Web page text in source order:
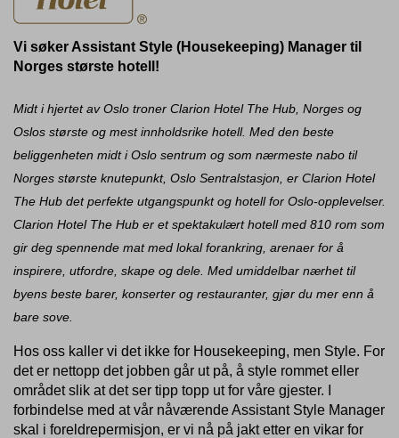
Vi søker Assistant Style (Housekeeping) Manager til
Norges største hotell!
Midt i hjertet av Oslo troner Clarion Hotel The Hub, Norges og
Oslos største og mest innholdsrike hotell. Med den beste
beliggenheten midt i Oslo sentrum og som nærmeste nabo til
Norges største knutepunkt, Oslo Sentralstasjon, er Clarion Hotel
The Hub det perfekte utgangspunkt og hotell for Oslo-opplevelser.
Clarion Hotel The Hub er et spektakulært hotell med 810 rom som
gir deg spennende mat med lokal forankring, arenaer for å
inspirere, utfordre, skape og dele. Med umiddelbar nærhet til
byens beste barer, konserter og restauranter, gjør du mer enn å
bare sove.
Hos oss kaller vi det ikke for Housekeeping, men Style. For
det er nettopp det jobben går ut på, å style rommet eller
området slik at det ser tipp topp ut for våre gjester. I
forbindelse med at vår nåværende Assistant Style Manager
skal i foreldrepermisjon, er vi nå på jakt etter en vikar for